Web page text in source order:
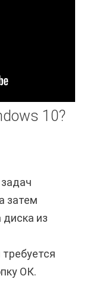
10?
затем
из
ОК.